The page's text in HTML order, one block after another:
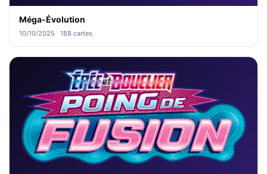
Méga-Évolution
10/10/2025 188 cartes